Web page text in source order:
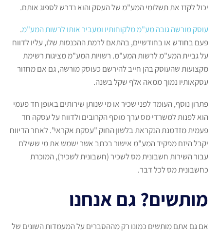
יכול לקזז את תשלומי המע"מ של העסק והוא נדרש לספוג אותם.
עוסק מורשה גובה מע"מ מלקוחותיו ומעביר אותו לרשות המע"מ.
פעם בחודש או בחודשיים, בהתאם לרמת ההכנסות שלו, עליו לדווח
על גביית המע"מ לרשות המע"מ. רשויות המע"מ מציגות רשימת
מקצועות שהעוסק בהן חייב להירשם כעוסק מורשה, גם אם מחזור
עסקאותיו נמוך ממאה אלף שקל בשנה.
פתרון נוסף, העומד לפני שכיר או מי שנותן שירותים באופן חד פעמי
הוא לפנות למשרדי מס ערך מוסף הקרובים ולדווח על עסקה חד
פעמית מזדמנת הנקראת בלשון החוק "עסקת אקראי". לאחר הדיווח
יקבל היזם מפקיד המע"מ אישור בכתב אשר ישמש את מי ששילם
עבור השירות חשבונית מס לשכיר (חשבונית לשכיר), המוכרת
כחשבונית מס לכל דבר.
מותשים? גם אנחנו
אם גם אתם מותשים כמונו רק מההסברים על המעמדות השונים של